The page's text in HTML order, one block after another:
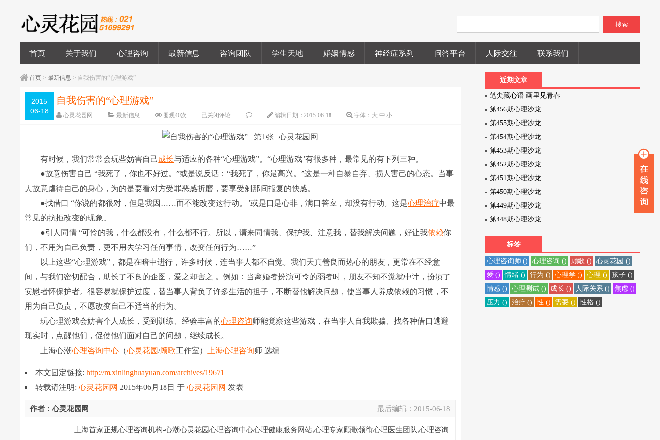
搜索
首页 关于我们 心理咨询 最新信息 咨询团队 学生天地 婚姻情感 神经症系列 问答平台 人际交往 联系我们
首页 >最新信息 > 自我伤害的“心理游戏”
2015
06-18
自我伤害的“心理游戏”
心灵花园网 最新信息 围观40次 已关闭评论 编辑日期：2015-06-18 字体： 大 中 小
有时候，我们常常会玩些妨害自己 成长与适应的各种“心理游戏”。“心理游戏”有很多种，最常见的有下列三种。
●故意伤害自己 “我死了，你也不好过。”或是说反话：“我死了，你最高兴。”这是一种自暴自弃、损人害己的心态。当事
人故意虐待自己的身心，为的是要看对方受罪恶感折磨，要享受刹那间报复的快感。
●找借口 “你说的都很对，但是我因……而不能改变这行动。”或是口是心非，满口答应，却没有行动。这是心理治疗中最
常见的抗拒改变的现象。
●引人同情 “可怜的我，什么都没有，什么都不行。所以，请来同情我、保护我、注意我，替我解决问题，好让我依赖你
们，不用为自己负责，更不用去学习任何事情，改变任何行为……”
以上这些“心理游戏”，都是在暗中进行，许多时候，连当事人都不自觉。我们天真善良而热心的朋友，更常在不经意
间，与我们密切配合，助长了不良的企图，爱之却害之 。例如：当离婚者扮演可怜的弱者时，朋友不知不觉就中计，扮演了
安慰者怀保护者。很容易就保护过度，替当事人背负了许多生活的担子，不断替他解决问题，使当事人养成依赖的习惯，不
用为自己负责，不愿改变自己不适当的行为。
玩心理游戏会妨害个人成长，受到训练、经验丰富的心理咨询师能觉察这些游戏，在当事人自我欺骗、找各种借口逃避
现实时，点醒他们，促使他们面对自己的问题，继续成长。
上海心潮心理咨询中心 （心灵花园/顾歌工作室） 上海心理咨询师 选编
本文固定链接:http://m.xinlinghuayuan.com/archives/19671
转载请注明:心灵花园网 2015年06月18日于心灵花园网 发表
最后编辑： 2015-06-18
作者：心灵花园网
上海首家正规心理咨询机构-心潮心灵花园心理咨询中心心理健康服务网站,心理专家顾歌领衔心理医生团队,心理咨询
近期文章
笔尖藏心语 画里见青春
第456期心理沙龙
第455期心理沙龙
第454期心理沙龙
第453期心理沙龙
第452期心理沙龙
第451期心理沙龙
第450期心理沙龙
第449期心理沙龙
第448期心理沙龙
标签
心理咨询师 () 心理咨询 () 顾歌 ()
心灵花园 ()
爱 ()
情绪 () 行为 () 心理学 () 心理 ()
孩子 ()
情感 ()
心理测试 () 成长 () 人际关系 ()
焦虑 ()
压力 ()
治疗 () 性 () 需要 () 性格 ()